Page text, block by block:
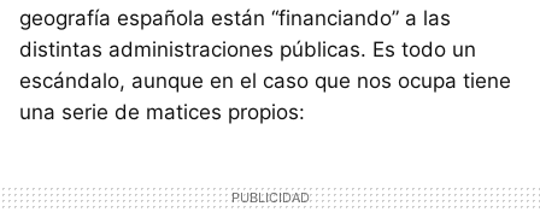
geografía española están “financiando” a las
distintas administraciones públicas. Es todo un
escándalo, aunque en el caso que nos ocupa tiene
una serie de matices propios: